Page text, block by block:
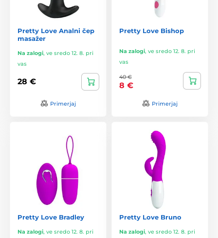
Pretty Love Analni čep
masažer
Na zalogi, ve sredo 12. 8. pri
vas
28 €
Primerjaj
Pretty Love Bishop
Na zalogi, ve sredo 12. 8. pri
vas
40 €
8 €
Primerjaj
Pretty Love Bradley
Na zalogi, ve sredo 12. 8. pri
Pretty Love Bruno
Na zalogi, ve sredo 12. 8. pri